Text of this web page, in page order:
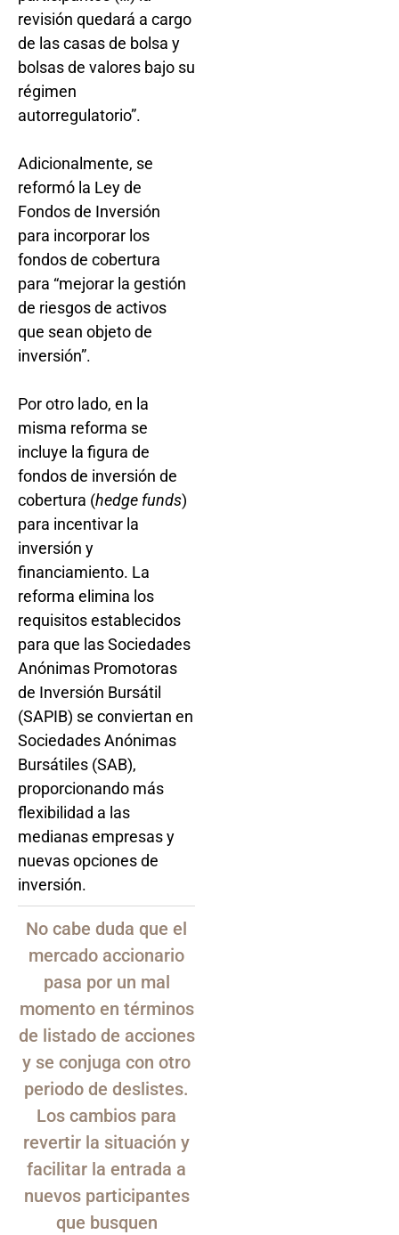
revisión quedará a cargo
de las casas de bolsa y
bolsas de valores bajo su
régimen
autorregulatorio”.
Adicionalmente, se
reformó la Ley de
Fondos de Inversión
para incorporar los
fondos de cobertura
para “mejorar la gestión
de riesgos de activos
que sean objeto de
inversión”.
Por otro lado, en la
misma reforma se
incluye la figura de
fondos de inversión de
cobertura (hedge funds)
para incentivar la
inversión y
financiamiento. La
reforma elimina los
requisitos establecidos
para que las Sociedades
Anónimas Promotoras
de Inversión Bursátil
(SAPIB) se conviertan en
Sociedades Anónimas
Bursátiles (SAB),
proporcionando más
flexibilidad a las
medianas empresas y
nuevas opciones de
inversión.
No cabe duda que el
mercado accionario
pasa por un mal
momento en términos
de listado de acciones
y se conjuga con otro
periodo de deslistes.
Los cambios para
revertir la situación y
facilitar la entrada a
nuevos participantes
que busquen